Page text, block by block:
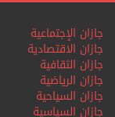
جازان الإجتماعية
جازان الاقتصادية
جازان الثقافية
جازان الرياضية
جازان السياحية
جازان السياسية